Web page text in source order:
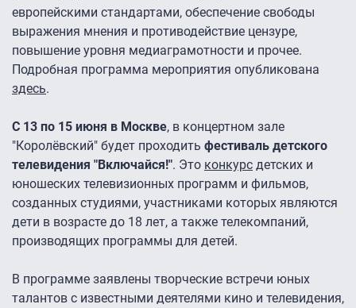
европейскими стандартами, обеспечение свободы
выражения мнения и противодействие цензуре,
повышение уровня медиаграмотности и прочее.
Подробная программа мероприятия опубликована
здесь.
С 13 по 15 июня в Москве, в концертном зале
"Королёвский" будет проходить фестиваль детского
телевидения "Включайся!". Это конкурс детских и
юношеских телевизионных программ и фильмов,
созданных студиями, участниками которых являются
дети в возрасте до 18 лет, а также телекомпаний,
производящих программы для детей.
В программе заявлены творческие встречи юных
талантов с известными деятелями кино и телевидения,